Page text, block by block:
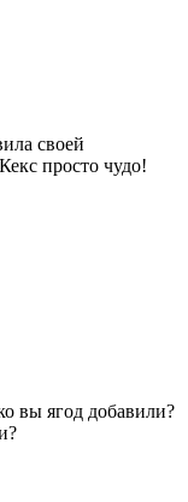
своей
просто чудо!
вы ягод добавили?